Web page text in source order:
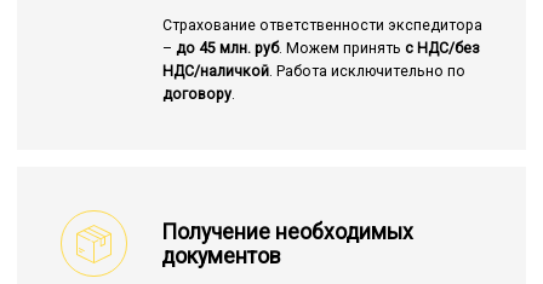
Страхование ответственности экспедитора
– до 45 млн. руб. Можем принять с НДС/без
НДС/наличкой. Работа исключительно по
договору.
Получение необходимых
документов